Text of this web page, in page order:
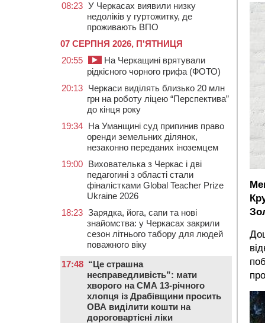
08:23 У Черкасах виявили низку
недоліків у гуртожитку, де
проживають ВПО
07 СЕРПНЯ 2026, П'ЯТНИЦЯ
20:55
На Черкащині врятували
рідкісного чорного грифа (ФОТО)
20:13 Черкаси виділять близько 20 млн
грн на роботу ліцею “Перспектива”
до кінця року
19:34 На Уманщині суд припинив право
оренди земельних ділянок,
незаконно переданих іноземцем
19:00 Вихователька з Черкас і дві
педагогині з області стали
фіналістками Global Teacher Prize
Ukraine 2026
18:23 Зарядка, йога, сапи та нові
знайомства: у Черкасах закрили
сезон літнього табору для людей
поважного віку
17:48 “Це страшна
несправедливість”: мати
хворого на СМА 13-річного
хлопця із Драбівщини просить
ОВА виділити кошти на
дороговартісні ліки